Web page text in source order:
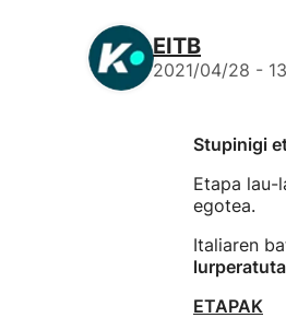
EITB
2021/04/28 -
Stupinigi
Etapa lau-
egotea.
Italiaren
lurperatuta
ETAPAK